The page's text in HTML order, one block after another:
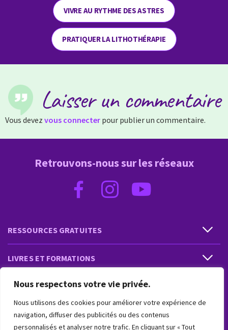
Nous respectons votre vie privée.
Nous utilisons des cookies pour améliorer votre expérience de
navigation, diffuser des publicités ou des contenus
personnalisés et analyser notre trafic. En cliquant sur « Tout
VIVRE AU RYTHME DES ASTRES
PRATIQUER LA LITHOTHÉRAPIE
Laisser un commentaire
Vous devez vous connecter pour publier un commentaire.
RESSOURCES GRATUITES
LIVRES ET FORMATIONS
PRESTATIONS ET PRODUITS
VIVRE INTUITIF
Retrouvons-nous sur les réseaux